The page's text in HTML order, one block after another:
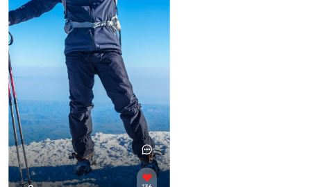
Мужская одежда
Женская одежда
Снаряжение
Аксессуары
Скидки
Информация
О компании
Доставка
Оплата
Возврат
Контакты
Договор оферта
© 2024 MOSKA. All Rights Reserved.
Политика конфиденциальности